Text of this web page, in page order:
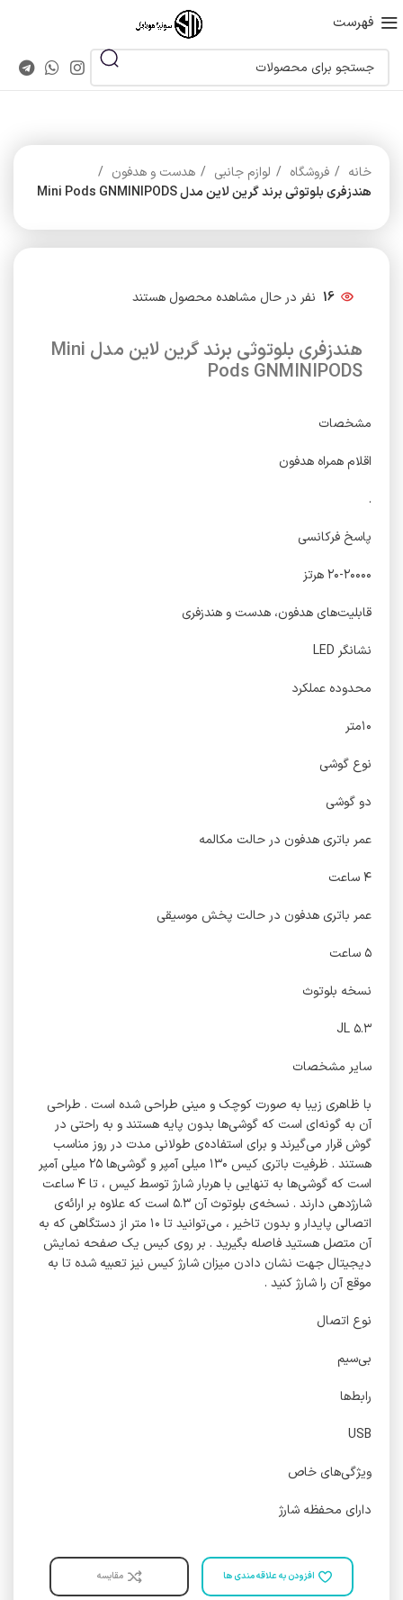
فهرست
خانه فروشگاه لوازم جانبی
هدست و هدفون
هندزفری بلوتوثی برند گرین لاین مدل Mini Pods GNMINIPODS
16 نفر در حال مشاهده محصول هستند
هندزفری بلوتوثی برند گرین لاین مدل Mini
Pods GNMINIPODS
مشخصات
اقلام همراه هدفون
.
پاسخ فرکانسی
۲۰-۲۰۰۰۰ هرتز
قابلیت‌های هدفون، هدست و هندزفری
نشانگر LED
محدوده عملکرد
۱۰متر
نوع گوشی
دو گوشی
عمر باتری هدفون در حالت مکالمه
۴ ساعت
عمر باتری هدفون در حالت پخش موسیقی
۵ ساعت
نسخه بلوتوث
JL ۵.۳
سایر مشخصات
با ظاهری زیبا به صورت کوچک و مینی طراحی شده است . طراحی
آن به گونه‌ای است که گوشی‌ها بدون پایه هستند و به راحتی در
گوش قرار می‌گیرند و برای استفاده‌ی طولانی مدت در روز مناسب
هستند . ظرفیت باتری کیس ۱۳۰ میلی آمپر و گوشی‌ها ۲۵ میلی آمپر
است که گوشی‌ها به تنهایی با هربار شارژ توسط کیس ، تا ۴ ساعت
شارژدهی دارند . نسخه‌ی بلوتوث آن ۵.۳ است که علاوه بر ارائه‌ی
اتصالی پایدار و بدون تاخیر ، می‌توانید تا ۱۰ متر از دستگاهی که به
آن متصل هستید فاصله بگیرید . بر روی کیس یک صفحه نمایش
دیجیتال جهت نشان دادن میزان شارژ کیس نیز تعبیه شده تا به
موقع آن را شارژ کنید .
نوع اتصال
بی‌سیم
رابط‌ها
USB
ویژگی‌های خاص
دارای محفظه شارژ
افزودن به علاقه مندی ها مقایسه